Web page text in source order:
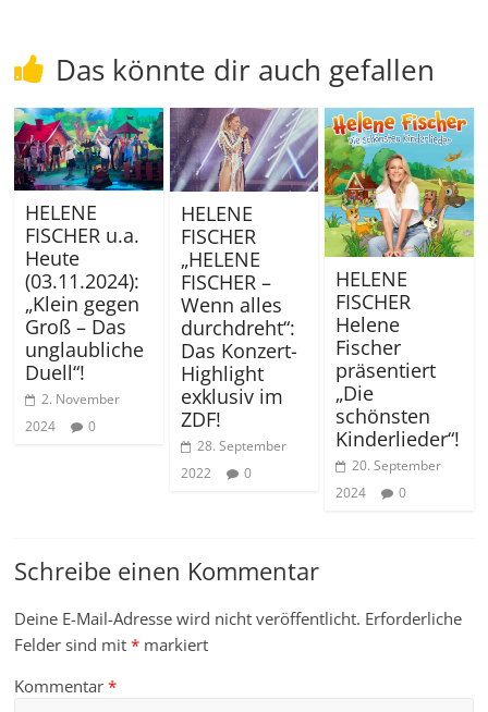
Das könnte dir auch gefallen
HELENE
FISCHER u.a.
Heute
(03.11.2024):
„Klein gegen
Groß – Das
unglaubliche
Duell“!
2. November
2024
0
HELENE
FISCHER
„HELENE
FISCHER –
Wenn alles
durchdreht“:
Das Konzert-
Highlight
exklusiv im
ZDF!
28. September
2022
0
HELENE
FISCHER
Helene
Fischer
präsentiert
„Die
schönsten
Kinderlieder“!
20. September
2024
0
Schreibe einen Kommentar
Deine E-Mail-Adresse wird nicht veröffentlicht. Erforderliche
Felder sind mit* markiert
Kommentar*